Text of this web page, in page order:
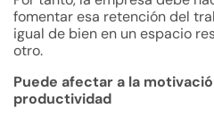
fomentar esa retención del
igual de bien en un espacio
otro.
Puede afectar a la
productividad